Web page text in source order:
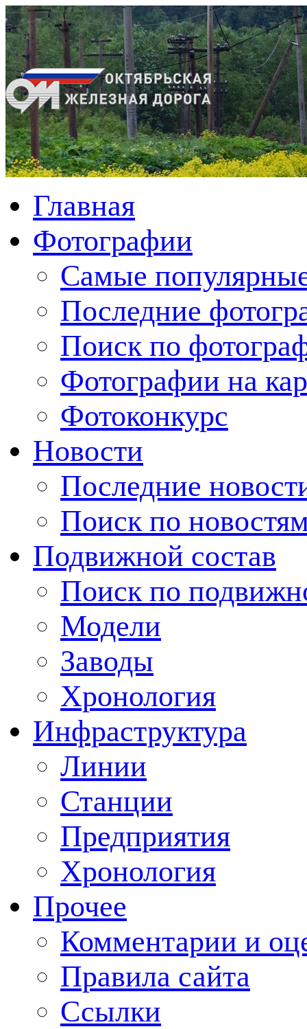
Главная
Фотографии
Cамые
Последние
Поиск по
Фотографии на
Фотоконкурс
Новости
Последние
Поиск по
Подвижной состав
Поиск по
Модели
Заводы
Хронология
Инфраструктура
Линии
Станции
Предприятия
Хронология
Прочее
Комментарии и
Правила сайта
Ссылки